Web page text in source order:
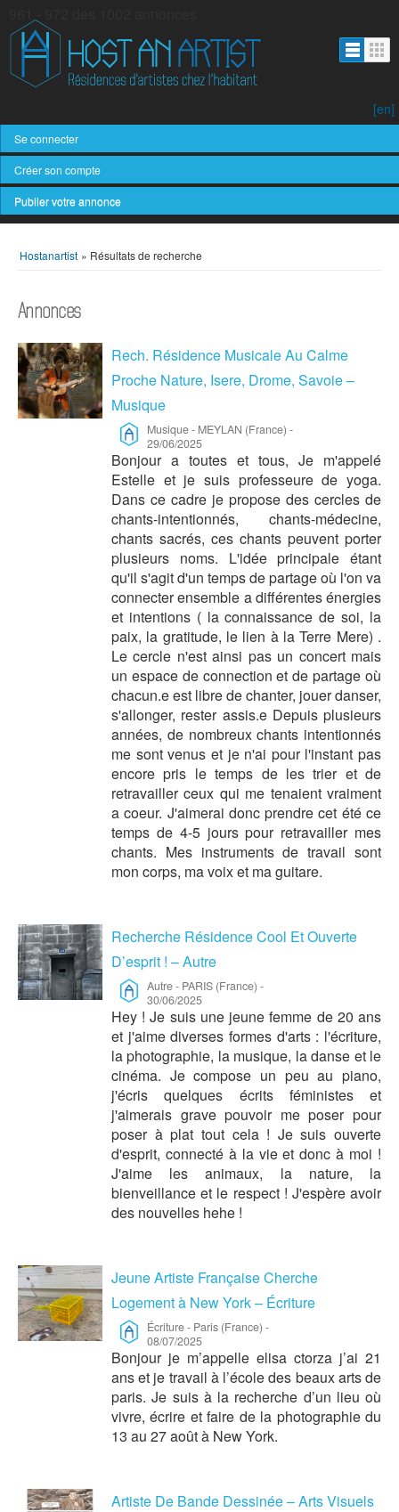
Se connecter
Créer son compte
[en]
Publier votre annonce
Hostanartist » Résultats de recherche
Annonces
Rech. Résidence Musicale Au Calme
Proche Nature, Isere, Drome, Savoie –
Musique
Musique- MEYLAN (France) -
29/06/2025
Bonjour a toutes et tous, Je m'appelé
Estelle et je suis professeure de yoga.
Dans ce cadre je propose des cercles de
chants-intentionnés, chants-médecine,
chants sacrés, ces chants peuvent porter
plusieurs noms. L'idée principale étant
qu'il s'agit d'un temps de partage où l'on va
connecter ensemble a différentes énergies
et intentions ( la connaissance de soi, la
paix, la gratitude, le lien à la Terre Mere) .
Le cercle n'est ainsi pas un concert mais
un espace de connection et de partage où
chacun.e est libre de chanter, jouer danser,
s'allonger, rester assis.e Depuis plusieurs
années, de nombreux chants intentionnés
me sont venus et je n'ai pour l'instant pas
encore pris le temps de les trier et de
retravailler ceux qui me tenaient vraiment
a coeur. J'aimerai donc prendre cet été ce
temps de 4-5 jours pour retravailler mes
chants. Mes instruments de travail sont
mon corps, ma voix et ma guitare.
Recherche Résidence Cool Et Ouverte
D’esprit ! – Autre
Autre- PARIS (France) -
30/06/2025
Hey ! Je suis une jeune femme de 20 ans
et j'aime diverses formes d'arts : l'écriture,
la photographie, la musique, la danse et le
cinéma. Je compose un peu au piano,
j'écris quelques écrits féministes et
j'aimerais grave pouvoir me poser pour
poser à plat tout cela ! Je suis ouverte
d'esprit, connecté à la vie et donc à moi !
J'aime les animaux, la nature, la
bienveillance et le respect ! J'espère avoir
des nouvelles hehe !
Jeune Artiste Française Cherche
Logement à New York – Écriture
Écriture- Paris (France) -
08/07/2025
Bonjour je m’appelle elisa ctorza j’ai 21
ans et je travail à l’école des beaux arts de
paris. Je suis à la recherche d’un lieu où
vivre, écrire et faire de la photographie du
13 au 27 août à New York.
Artiste De Bande Dessinée – Arts Visuels